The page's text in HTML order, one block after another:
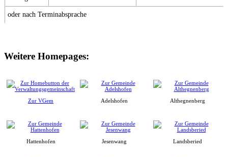
oder nach Terminabsprache
Weitere Homepages:
Zur VGem Adelshofen Althegnenberg
Hattenhofen Jesenwang Landsberied